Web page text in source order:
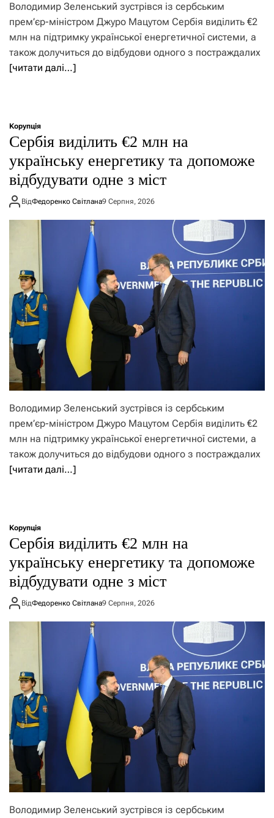
Володимир Зеленський зустрівся із сербським
прем’єр-міністром Джуро Мацутом Сербія виділить €2
млн на підтримку української енергетичної системи, а
також долучиться до відбудови одного з постраждалих
[читати далі…]
Корупція
Сербія виділить €2 млн на
українську енергетику та допоможе
відбудувати одне з міст
ВідФедоренко Світлана9 Серпня, 2026
Володимир Зеленський зустрівся із сербським
прем’єр-міністром Джуро Мацутом Сербія виділить €2
млн на підтримку української енергетичної системи, а
також долучиться до відбудови одного з постраждалих
[читати далі…]
Корупція
Сербія виділить €2 млн на
українську енергетику та допоможе
відбудувати одне з міст
ВідФедоренко Світлана9 Серпня, 2026
Володимир Зеленський зустрівся із сербським